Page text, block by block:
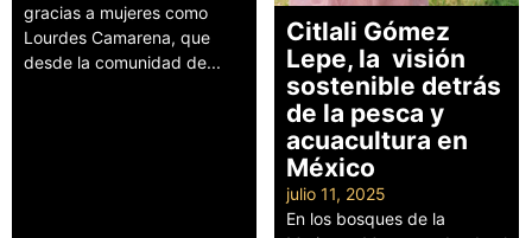
gracias a mujeres como
Lourdes Camarena, que
desde la comunidad de...
Citlali Gómez
Lepe, la visión
sostenible detrás
de la pesca y
acuacultura en
México
julio 11, 2025
En los bosques de la